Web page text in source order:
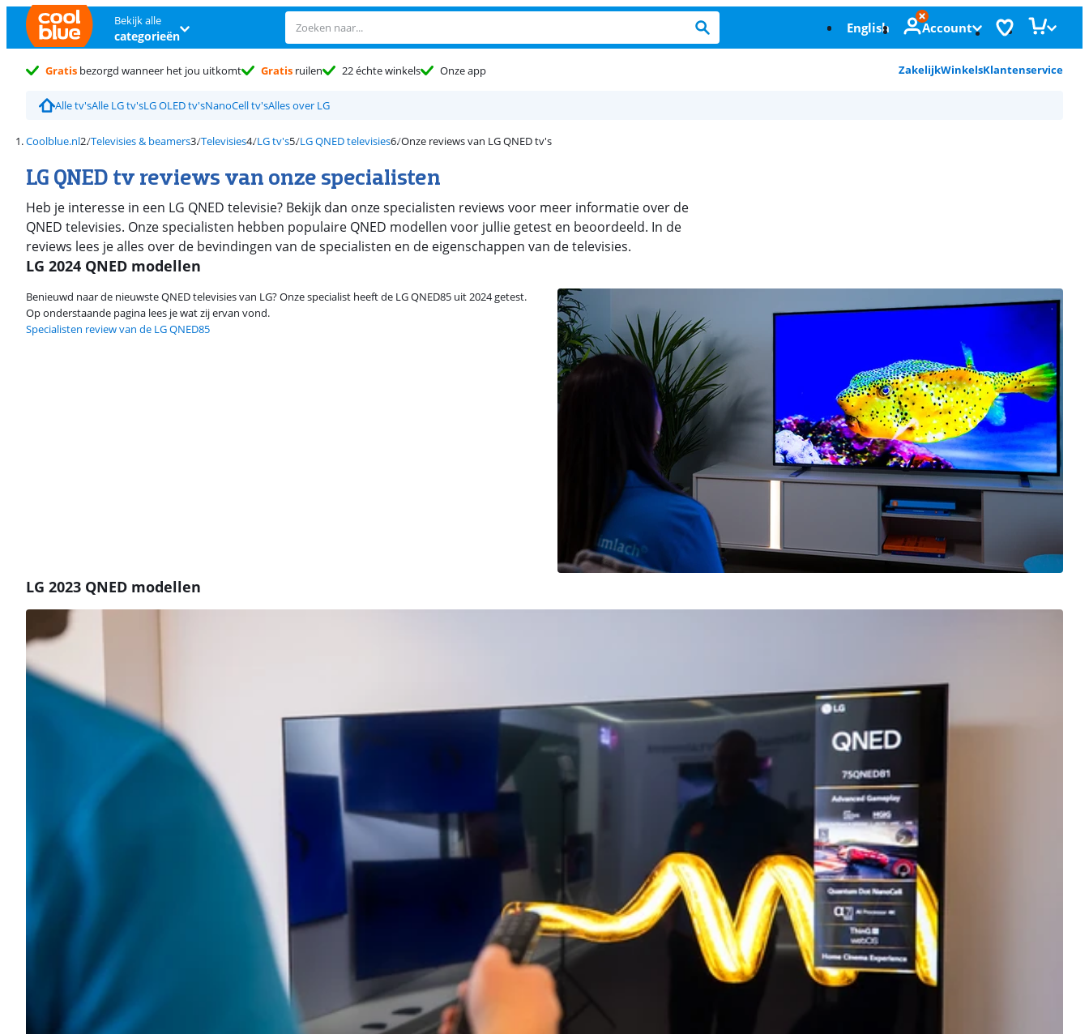
Bekijk alle
categorieën English Account
Gratis bezorgd wanneer het jou uitkomt Gratis ruilen 22 échte winkels Onze app ZakelijkWinkelsKlantenservice
Alle tv'sAlle LG tv'sLG OLED tv'sNanoCell tv'sAlles over LG
Coolblue.nl Televisies & beamers Televisies LG tv's LG QNED televisies Onze reviews van LG QNED tv's
LG QNED tv reviews van onze specialisten
Heb je interesse in een LG QNED televisie? Bekijk dan onze specialisten reviews voor meer informatie over de
QNED televisies. Onze specialisten hebben populaire QNED modellen voor jullie getest en beoordeeld. In de
reviews lees je alles over de bevindingen van de specialisten en de eigenschappen van de televisies.
LG 2024 QNED modellen
Benieuwd naar de nieuwste QNED televisies van LG? Onze specialist heeft de LG QNED85 uit 2024 getest.
Op onderstaande pagina lees je wat zij ervan vond.
Specialisten review van de LG QNED85
LG 2023 QNED modellen